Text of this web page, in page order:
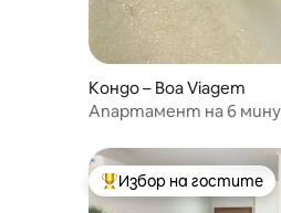
Кондо – Boa Viagem
Апартамент на 6
Денонощна
Най-популярен избор
Избор на гостите